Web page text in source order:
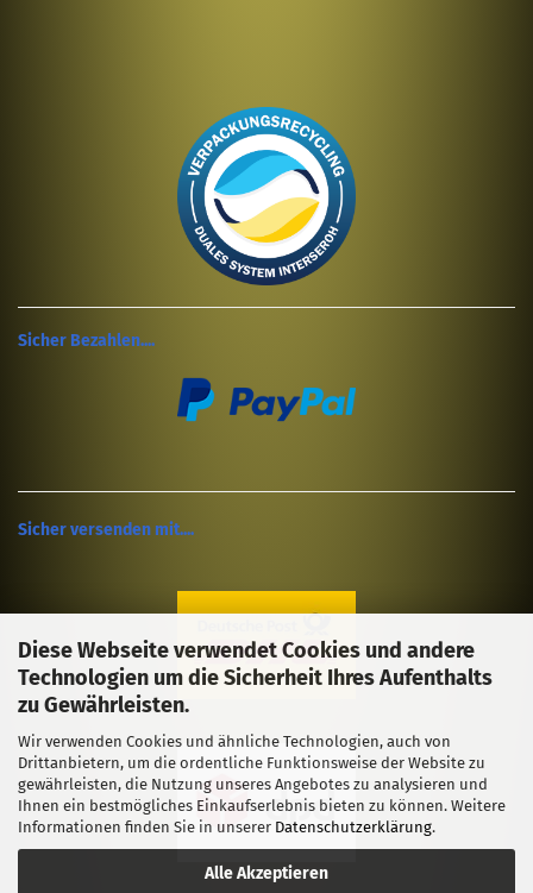
Diese Webseite verwendet Cookies und andere
Technologien um die Sicherheit Ihres Aufenthalts
zu Gewährleisten.
Wir verwenden Cookies und ähnliche Technologien, auch von
Drittanbietern, um die ordentliche Funktionsweise der Website zu
gewährleisten, die Nutzung unseres Angebotes zu analysieren und
Ihnen ein bestmögliches Einkaufserlebnis bieten zu können. Weitere
Informationen finden Sie in unserer Datenschutzerklärung.
Alle Akzeptieren
Sicher Bezahlen....
Sicher versenden mit....